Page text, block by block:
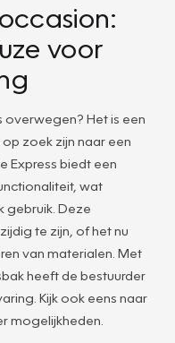
voor
overwegen? Het is een
zoek zijn naar een
Express biedt een
wat
gebruik. Deze
te zijn, of het nu
van materialen. Met
heeft de bestuurder
Kijk ook eens naar
mogelijkheden.